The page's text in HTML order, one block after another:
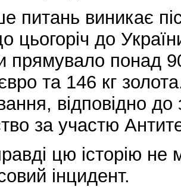
питань виникає
цьогоріч до
прямувало понад
та 146 кг
відповідно
за участю
цю історію
інцидент.